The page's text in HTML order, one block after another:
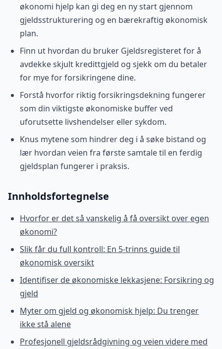
økonomi hjelp kan gi deg en ny start gjennom
gjeldsstrukturering og en bærekraftig økonomisk
plan.
Finn ut hvordan du bruker Gjeldsregisteret for å
avdekke skjult kredittgjeld og sjekk om du betaler
for mye for forsikringene dine.
Forstå hvorfor riktig forsikringsdekning fungerer
som din viktigste økonomiske buffer ved
uforutsette livshendelser eller sykdom.
Knus mytene som hindrer deg i å søke bistand og
lær hvordan veien fra første samtale til en ferdig
gjeldsplan fungerer i praksis.
Innholdsfortegnelse
Hvorfor er det så vanskelig å få oversikt over egen
økonomi?
Slik får du full kontroll: En 5-trinns guide til
økonomisk oversikt
Identifiser de økonomiske lekkasjene: Forsikring og
gjeld
Myter om gjeld og økonomisk hjelp: Du trenger
ikke stå alene
Profesjonell gjeldsrådgivning og veien videre med